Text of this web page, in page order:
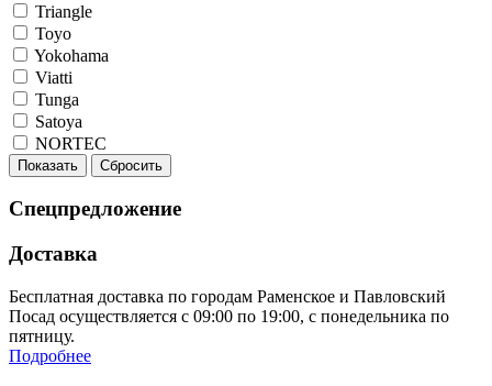
Triangle
Toyo
Yokohama
Viatti
Tunga
Satoya
NORTEC
Показать Сбросить
Спецпредложение
Доставка
Бесплатная доставка по городам Раменское и Павловский
Посад осуществляется с 09:00 по 19:00, с понедельника по
пятницу.
Подробнее